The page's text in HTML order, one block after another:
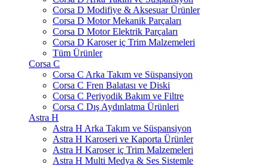
Corsa D Modifiye & Aksesuar Ürünler
Corsa D Motor Mekanik Parçaları
Corsa D Motor Elektrik Parçaları
Corsa D Karoser iç Trim Malzemeleri
Tüm Ürünler
Corsa C
Corsa C Arka Takım ve Süspansiyon
Corsa C Fren Balatası ve Diski
Corsa C Periyodik Bakım ve Filtre
Corsa C Dış Aydınlatma Ürünleri
Astra H
Astra H Arka Takım ve Süspansiyon
Astra H Karoseri ve Kaporta Ürünler
Astra H Karoser iç Trim Malzemeleri
Astra H Multi Medya & Ses Sistemle